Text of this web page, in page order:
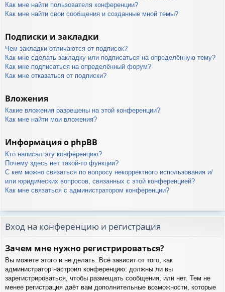
Как мне найти пользователя конференции?
Как мне найти свои сообщения и созданные мной темы?
Подписки и закладки
Чем закладки отличаются от подписок?
Как мне сделать закладку или подписаться на определённую тему?
Как мне подписаться на определённый форум?
Как мне отказаться от подписки?
Вложения
Какие вложения разрешены на этой конференции?
Как мне найти мои вложения?
Информация о phpBB
Кто написал эту конференцию?
Почему здесь нет такой-то функции?
С кем можно связаться по вопросу некорректного использования и/
или юридических вопросов, связанных с этой конференцией?
Как мне связаться с администратором конференции?
Вход на конференцию и регистрация
Зачем мне нужно регистрироваться?
Вы можете этого и не делать. Всё зависит от того, как
администратор настроил конференцию: должны ли вы
зарегистрироваться, чтобы размещать сообщения, или нет. Тем не
менее регистрация даёт вам дополнительные возможности, которые